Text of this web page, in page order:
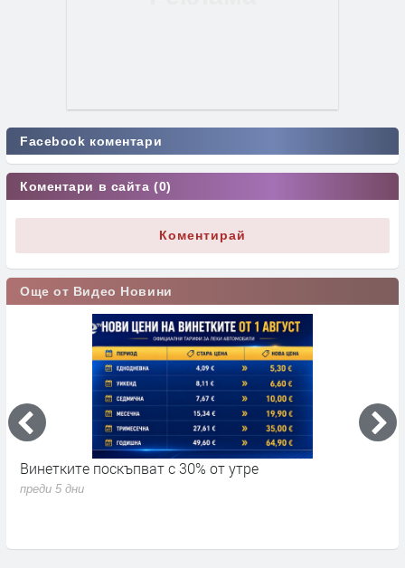
Facebook коментари
Коментари в сайта (0)
Коментирай
Още от Видео Новини
Винетките поскъпват с 30% от утре
преди 5 дни